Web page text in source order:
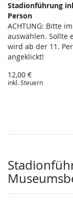
Stadionführung
Person
ACHTUNG: Bitte
auswählen. Sollte
wird ab der 11.
angeklickt!
12,00 €
inkl. Steuern